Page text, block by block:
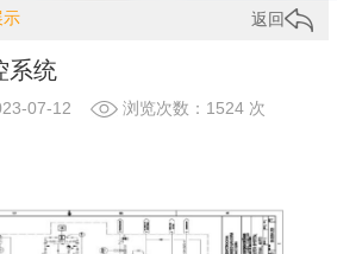
示 返回
系统
07-12 浏览次数：1524 次